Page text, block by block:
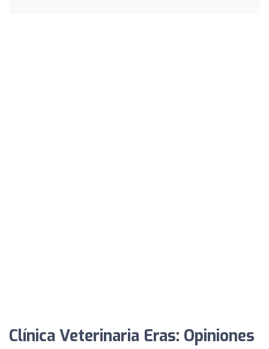
Clínica Veterinaria Eras: Opiniones